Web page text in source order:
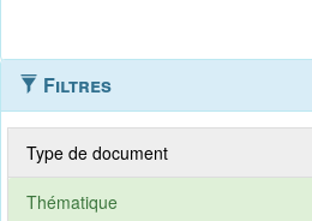
Filtres
Type de document
Thématique